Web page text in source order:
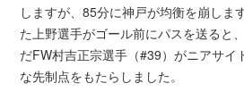
しますが、85分に神戸が均衡を崩しま
た上野選手がゴール前にパスを送ると
だFW村吉正宗選手（#39）がニアサイ
な先制点をもたらしました。